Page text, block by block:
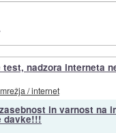
nadzora interneta
/ internet
in varnost na
davke!!!